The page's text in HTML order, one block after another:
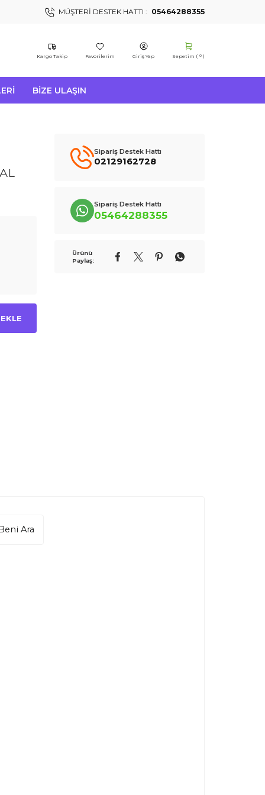
MÜŞTERI DESTEK HATTI : 05464288355
Kargo Takip Favorilerim Giriş Yap Sepetim ( 0 )
BIZE ULAŞIN
Sipariş Destek Hattı
02129162728
Sipariş Destek Hattı
05464288355
Ürünü
Paylaş:
Ara